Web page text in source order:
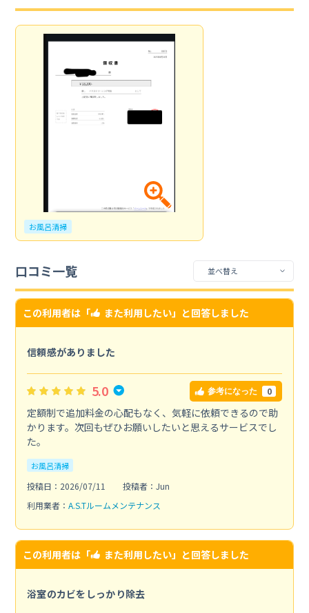
お風呂清掃
口コミ一覧
この利用者は「 また利用したい」と回答しました
信頼感がありました
5.0 参考になった 0
定額制で追加料金の心配もなく、気軽に依頼できるので助
かります。次回もぜひお願いしたいと思えるサービスでし
た。
お風呂清掃
投稿日：2026/07/11
投稿者：Jun
利用業者： A.S.Tルームメンテナンス
この利用者は「 また利用したい」と回答しました
浴室のカビをしっかり除去